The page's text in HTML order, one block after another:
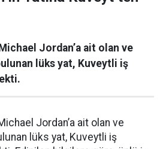
Jordan’a ait olan ve
lüks yat, Kuveytli iş
Jordan’a ait olan ve
lüks yat, Kuveytli iş